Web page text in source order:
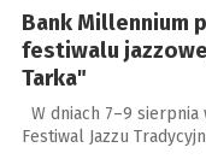
Bank Millennium
festiwalu
Tarka"
W dniach 7–9 sierpnia
Festiwal Jazzu